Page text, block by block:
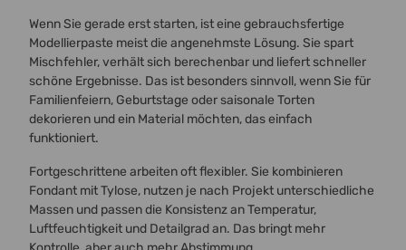
Wenn Sie gerade erst starten, ist eine gebrauchsfertige
Modellierpaste meist die angenehmste Lösung. Sie spart
Mischfehler, verhält sich berechenbar und liefert schneller
schöne Ergebnisse. Das ist besonders sinnvoll, wenn Sie für
Familienfeiern, Geburtstage oder saisonale Torten
dekorieren und ein Material möchten, das einfach
funktioniert.
Fortgeschrittene arbeiten oft flexibler. Sie kombinieren
Fondant mit Tylose, nutzen je nach Projekt unterschiedliche
Massen und passen die Konsistenz an Temperatur,
Luftfeuchtigkeit und Detailgrad an. Das bringt mehr